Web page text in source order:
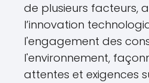
de plusieurs facteurs,
l’innovation
l'engagement des
l'environnement,
attentes et exigences